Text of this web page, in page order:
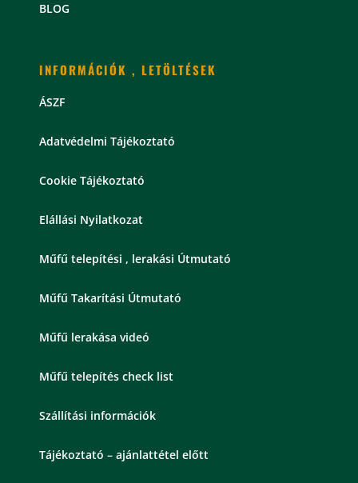
BLOG
INFORMÁCIÓK , LETÖLTÉSEK
ÁSZF
Adatvédelmi Tájékoztató
Cookie Tájékoztató
Elállási Nyilatkozat
Műfű telepítési , lerakási Útmutató
Műfű Takarítási Útmutató
Műfű lerakása videó
Műfű telepítés check list
Szállítási információk
Tájékoztató – ajánlattétel előtt